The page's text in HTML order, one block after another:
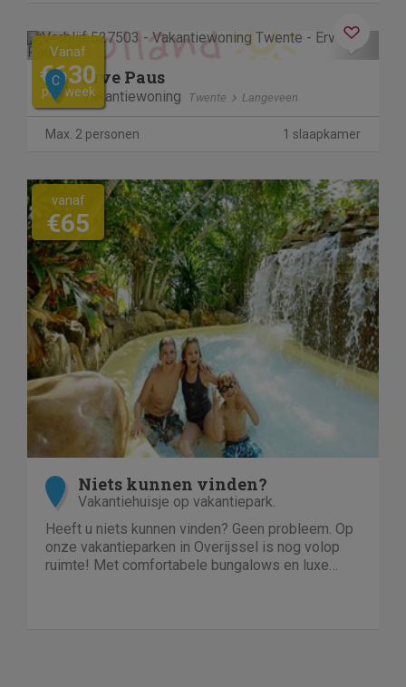
Previous Next
Vanaf
€630
per week
C Erve Paus
Vakantiewoning Twente Langeveen
Max. 2 personen 1 slaapkamer
vanaf
€65
Niets kunnen vinden?
Vakantiehuisje op vakantiepark.
Heeft u niets kunnen vinden? Geen probleem. Op
onze vakantieparken in Overijssel is nog volop
ruimte! Met comfortabele bungalows en luxe